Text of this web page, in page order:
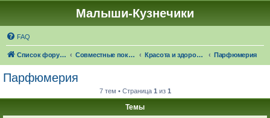
Малыши-Кузнечики
FAQ
Список форумов Совместные покупки "Малыши-Кузнечики" Красота и здоровье: 🍁☔🎓 ЧЕРЕЗ 24 ДНЯ НАСТУПИТ ОСЕНЬ! Парфюмерия
Парфюмерия
7 тем • Страница 1 из 1
Темы